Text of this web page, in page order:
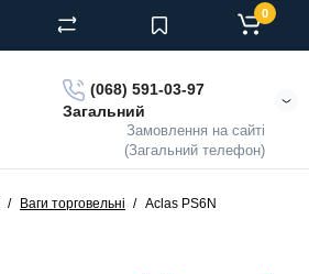
(068) 591-03-97
Загальний
Замовлення на сайті
(Загальний телефон)
0
Ваги торговельні Aclas PS6N